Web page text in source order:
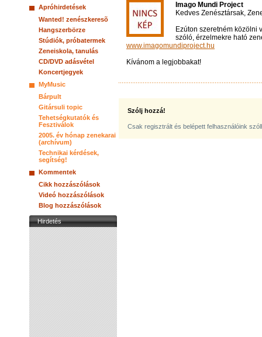
Apróhirdetések
Wanted! zenészkeresõ
Hangszerbörze
Stúdiók, próbatermek
Zeneiskola, tanulás
CD/DVD adásvétel
Koncertjegyek
MyMusic
Bárpult
Gitársuli topic
Tehetségkutatók és
Fesztiválok
2005. év hónap zenekarai
(archívum)
Technikai kérdések,
segítség!
Kommentek
Cikk hozzászólások
Videó hozzászólások
Blog hozzászólások
Hirdetés
Imago Mundi Project
Kedves Zenésztársak,
Ezúton szeretném közölni
szóló, érzelmekre ható
www.imagomundiproject.hu
Kívánom a legjobbakat!
Szólj hozzá!
Csak regisztrált és belépett felhasználóink